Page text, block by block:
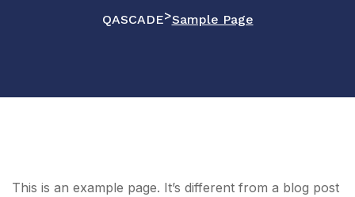
QASCADE>Sample Page
This is an example page. It’s different from a blog post